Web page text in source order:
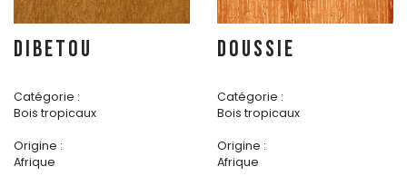
DIBETOU
Catégorie :
Bois tropicaux
Origine :
Afrique
DOUSSIE
Catégorie :
Bois tropicaux
Origine :
Afrique